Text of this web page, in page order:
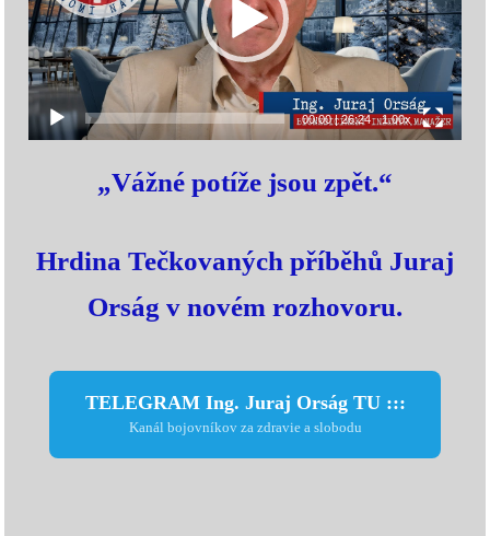
00:00|26:24 1.00x
„Vážné potíže jsou zpět.“
Hrdina Tečkovaných příběhů Juraj
Orság v novém rozhovoru.
TELEGRAM Ing. Juraj Orság TU :::
Kanál bojovníkov za zdravie a slobodu